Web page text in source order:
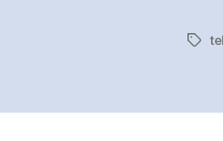
Tags